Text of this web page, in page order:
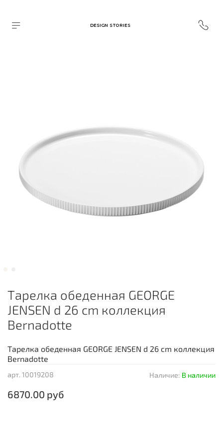
DESIGN STORIES
арт. 10019208 Наличие: В наличии
Тарелка обеденная GEORGE
JENSEN d 26 cm коллекция
Bernadotte
6870.00 руб
Тарелка обеденная GEORGE JENSEN d 26 cm коллекция
Bernadotte